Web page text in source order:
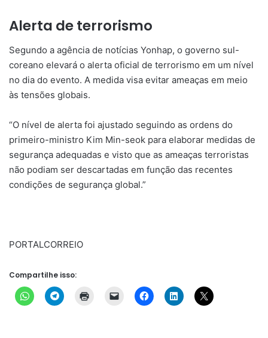
Alerta de terrorismo
Segundo a agência de notícias Yonhap, o governo sul-
coreano elevará o alerta oficial de terrorismo em um nível
no dia do evento. A medida visa evitar ameaças em meio
às tensões globais.
“O nível de alerta foi ajustado seguindo as ordens do
primeiro-ministro Kim Min-seok para elaborar medidas de
segurança adequadas e visto que as ameaças terroristas
não podiam ser descartadas em função das recentes
condições de segurança global.”
PORTALCORREIO
Compartilhe isso: